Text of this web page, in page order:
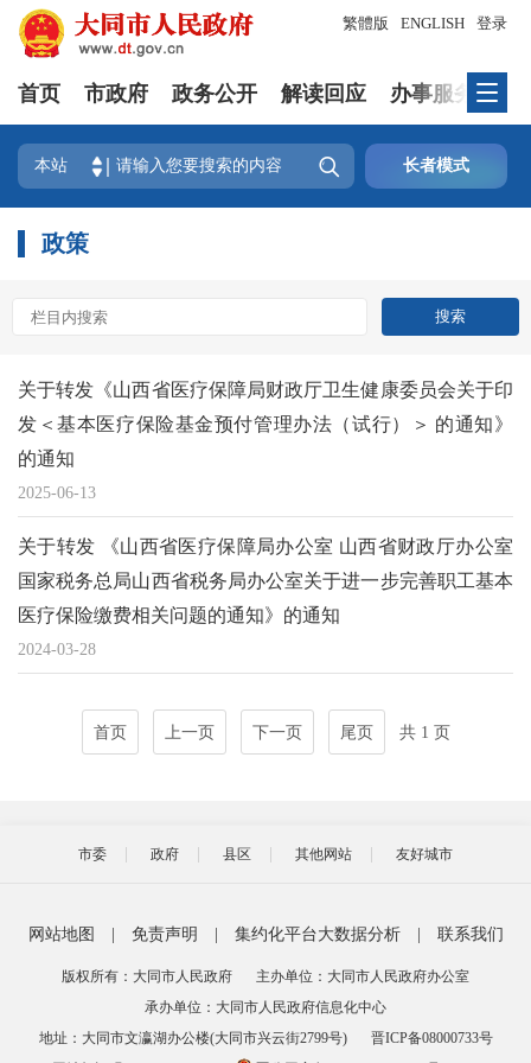
登录
繁體版 ENGLISH
首页 市政府 政务公开 解读回应 办事服务
本站  长者模式
政策
关于转发《山西省医疗保障局财政厅卫生健康委员会关于印
发＜基本医疗保险基金预付管理办法（试行）＞ 的通知》
的通知
2025-06-13
关于转发 《山西省医疗保障局办公室 山西省财政厅办公室
国家税务总局山西省税务局办公室关于进一步完善职工基本
医疗保险缴费相关问题的通知》的通知
2024-03-28
首页 上一页 下一页 尾页 共 1 页
市委 政府 县区 其他网站 友好城市
网站地图 免责声明 集约化平台大数据分析 联系我们
版权所有：大同市人民政府
主办单位：大同市人民政府办公室
承办单位：大同市人民政府信息化中心
地址：大同市文瀛湖办公楼(大同市兴云街2799号)
晋ICP备08000733号